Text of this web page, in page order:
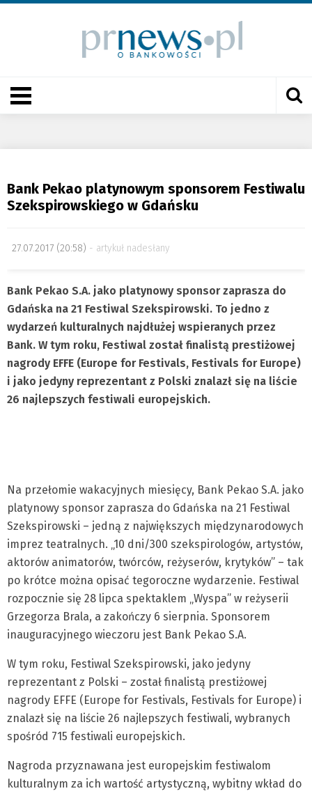
Bank Pekao platynowym sponsorem Festiwalu
Szekspirowskiego w Gdańsku
27.07.2017 (20:58) artykuł nadesłany
Bank Pekao S.A. jako platynowy sponsor zaprasza do
Gdańska na 21 Festiwal Szekspirowski. To jedno z
wydarzeń kulturalnych najdłużej wspieranych przez
Bank. W tym roku, Festiwal został finalistą prestiżowej
nagrody EFFE (Europe for Festivals, Festivals for Europe)
i jako jedyny reprezentant z Polski znalazł się na liście
26 najlepszych festiwali europejskich.
Na przełomie wakacyjnych miesięcy, Bank Pekao S.A. jako
platynowy sponsor zaprasza do Gdańska na 21 Festiwal
Szekspirowski – jedną z największych międzynarodowych
imprez teatralnych. „10 dni/300 szekspirologów, artystów,
aktorów animatorów, twórców, reżyserów, krytyków” – tak
po krótce można opisać tegoroczne wydarzenie. Festiwal
rozpocznie się 28 lipca spektaklem „Wyspa” w reżyserii
Grzegorza Brala, a zakończy 6 sierpnia. Sponsorem
inauguracyjnego wieczoru jest Bank Pekao S.A.
W tym roku, Festiwal Szekspirowski, jako jedyny
reprezentant z Polski – został finalistą prestiżowej
nagrody EFFE (Europe for Festivals, Festivals for Europe) i
znalazł się na liście 26 najlepszych festiwali, wybranych
spośród 715 festiwali europejskich.
Nagroda przyznawana jest europejskim festiwalom
kulturalnym za ich wartość artystyczną, wybitny wkład do